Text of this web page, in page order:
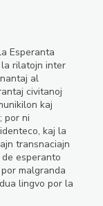
Esperanta
rilatojn inter
al
civitanoj
kaj
por ni
kaj la
transnaciajn
esperanto
malgranda
lingvo por la